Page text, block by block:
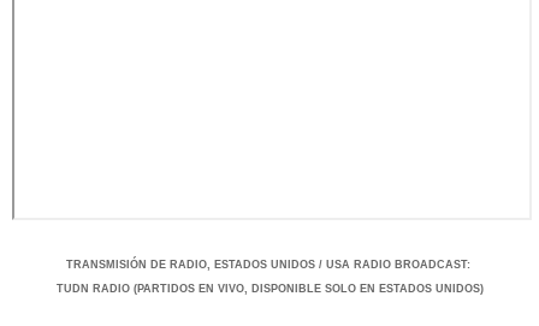
TRANSMISIÓN DE RADIO, ESTADOS UNIDOS / USA RADIO BROADCAST:
TUDN RADIO (PARTIDOS EN VIVO, DISPONIBLE SOLO EN ESTADOS UNIDOS)